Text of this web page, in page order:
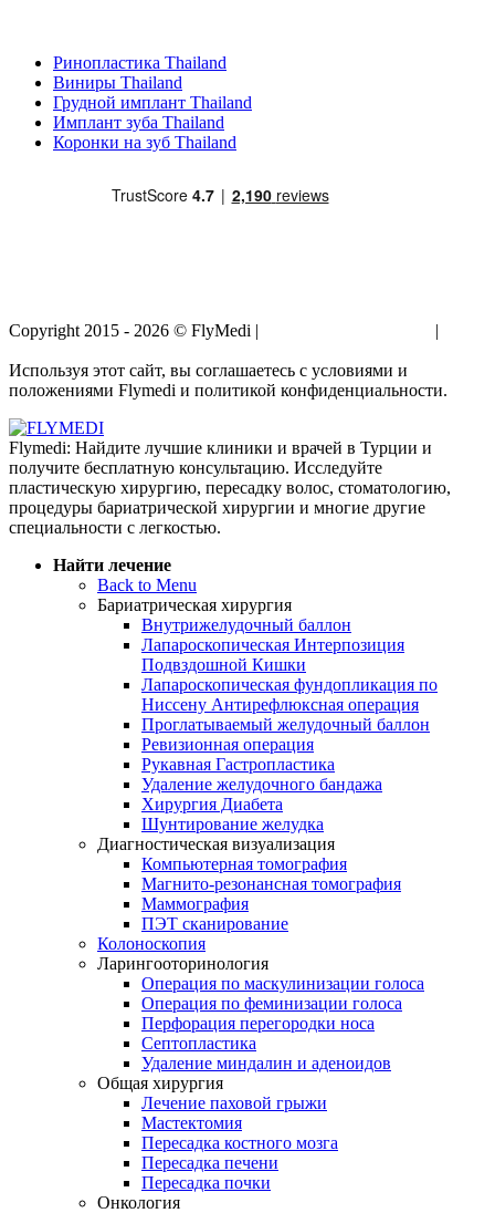
Ринопластика Thailand
Виниры Thailand
Грудной имплант Thailand
Имплант зуба Thailand
Коронки на зуб Thailand
Copyright 2015 - 2026 © FlyMedi |
|
Используя этот сайт, вы соглашаетесь с условиями и
положениями Flymedi и политикой конфиденциальности.
Flymedi: Найдите лучшие клиники и врачей в Турции и
получите бесплатную консультацию. Исследуйте
пластическую хирургию, пересадку волос, стоматологию,
процедуры бариатрической хирургии и многие другие
специальности с легкостью.
Найти лечение
Back to Menu
Бариатрическая хирургия
Внутрижелудочный баллон
Лапароскопическая Интерпозиция
Подвздошной Кишки
Лапароскопическая фундопликация по
Ниссену Антирефлюксная операция
Проглатываемый желудочный баллон
Ревизионная операция
Рукавная Гастропластика
Удаление желудочного бандажа
Хирургия Диабета
Шунтирование желудка
Диагностическая визуализация
Компьютерная томография
Магнито-резонансная томография
Маммография
ПЭТ сканирование
Колоноскопия
Ларингооторинология
Операция по маскулинизации голоса
Операция по феминизации голоса
Перфорация перегородки носа
Септопластика
Удаление миндалин и аденоидов
Общая хирургия
Лечение паховой грыжи
Мастектомия
Пересадка костного мозга
Пересадка печени
Пересадка почки
Онкология